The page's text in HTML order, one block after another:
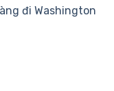
đi Washington